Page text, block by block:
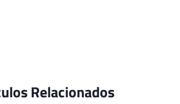
Relacionados